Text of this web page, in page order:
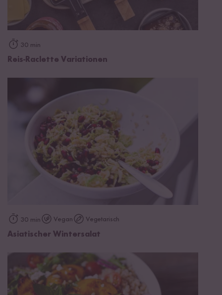
30 min
Reis-Raclette Variationen
30 min Vegan Vegetarisch
Asiatischer Wintersalat